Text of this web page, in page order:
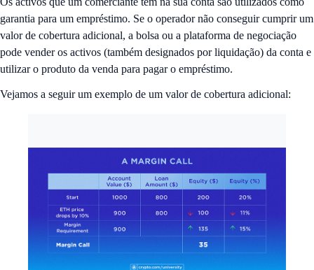
garantia para um empréstimo. Se o operador não conseguir cumprir um
valor de cobertura adicional, a bolsa ou a plataforma de negociação
pode vender os activos (também designados por liquidação) da conta e
utilizar o produto da venda para pagar o empréstimo.
Vejamos a seguir um exemplo de um valor de cobertura adicional: